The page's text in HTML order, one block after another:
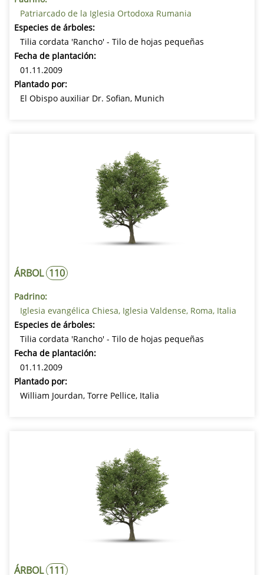
Patriarcado de la Iglesia Ortodoxa Rumania
Especies de árboles:
Tilia cordata 'Rancho' - Tilo de hojas pequeñas
Fecha de plantación:
01.11.2009
Plantado por:
El Obispo auxiliar Dr. Sofian, Munich
ÁRBOL 110
Padrino:
Iglesia evangélica Chiesa, Iglesia Valdense, Roma, Italia
Especies de árboles:
Tilia cordata 'Rancho' - Tilo de hojas pequeñas
Fecha de plantación:
01.11.2009
Plantado por:
William Jourdan, Torre Pellice, Italia
ÁRBOL 111